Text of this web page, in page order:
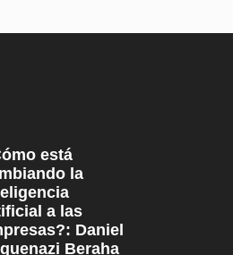
está
la
a las
Daniel
Beraha